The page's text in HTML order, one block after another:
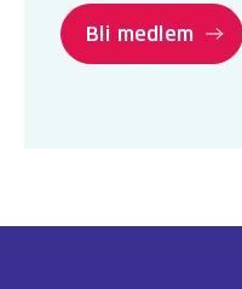
Bli medlem